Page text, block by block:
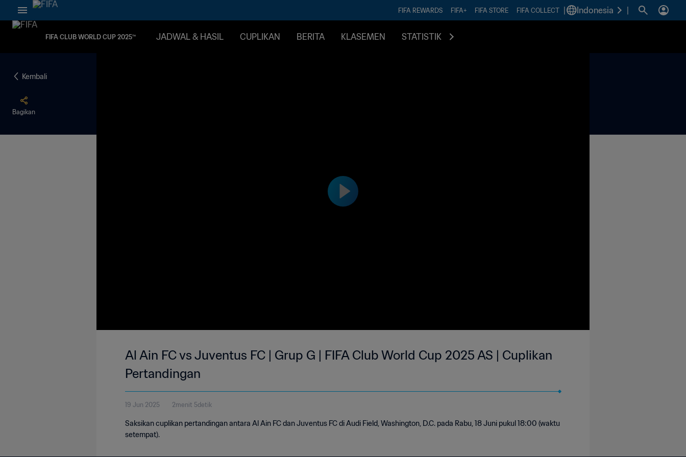
FIFA REWARDS FIFA+ FIFA STORE FIFA COLLECT Indonesia
FIFA CLUB WORLD CUP 2025™ JADWAL & HASIL CUPLIKAN BERITA KLASEMEN STATISTIK
Kembali
Bagikan
Al Ain FC vs Juventus FC | Grup G | FIFA Club World Cup 2025 AS | Cuplikan
Pertandingan
19 Jun 2025 2menit 5detik
Saksikan cuplikan pertandingan antara Al Ain FC dan Juventus FC di Audi Field, Washington, D.C. pada Rabu, 18 Juni pukul 18:00 (waktu
setempat).